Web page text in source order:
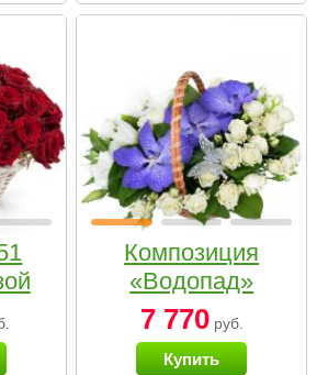
Композиция
«Водопад»
7 770руб.
Купить